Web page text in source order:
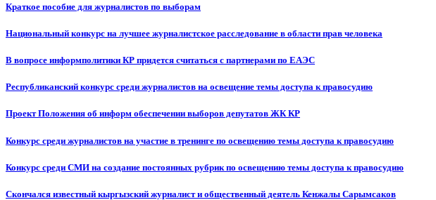
Краткое пособие для журналистов по выборам
Национальный конкурс на лучшее журналистское расследование в области прав человека
В вопросе информполитики КР придется считаться с партнерами по ЕАЭС
Республиканский конкурс среди журналистов на освещение темы доступа к правосудию
Проект Положения об информ обеспечении выборов депутатов ЖК КР
Конкурс среди журналистов на участие в тренинге по освещению темы доступа к правосудию
Конкурс среди СМИ на создание постоянных рубрик по освещению темы доступа к правосудию
Скончался известный кыргызский журналист и общественный деятель Кенжалы Сарымсаков